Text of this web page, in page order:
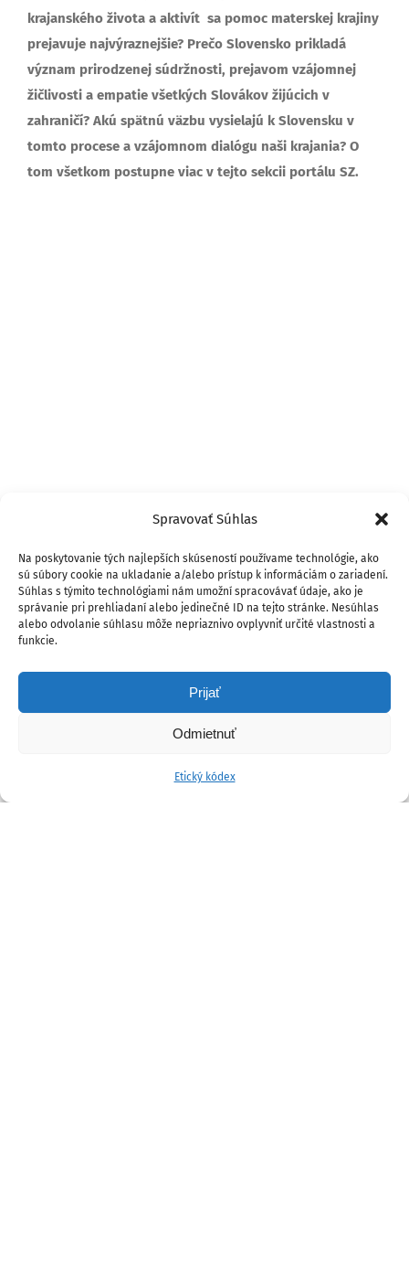
Spravovať Súhlas
Na poskytovanie tých najlepších skúseností používame technológie, ako
sú súbory cookie na ukladanie a/alebo prístup k informáciám o zariadení.
Súhlas s týmito technológiami nám umožní spracovávať údaje, ako je
správanie pri prehliadaní alebo jedinečné ID na tejto stránke. Nesúhlas
alebo odvolanie súhlasu môže nepriaznivo ovplyvniť určité vlastnosti a
funkcie.
Prijať
Odmietnuť
Etický kódex
krajanského života a aktivít sa pomoc materskej krajiny
prejavuje najvýraznejšie? Prečo Slovensko prikladá
význam prirodzenej súdržnosti, prejavom vzájomnej
žičlivosti a empatie všetkých Slovákov žijúcich v
zahraničí? Akú spätnú väzbu vysielajú k Slovensku v
tomto procese a vzájomnom dialógu naši krajania? O
tom všetkom postupne viac v tejto sekcii portálu SZ.